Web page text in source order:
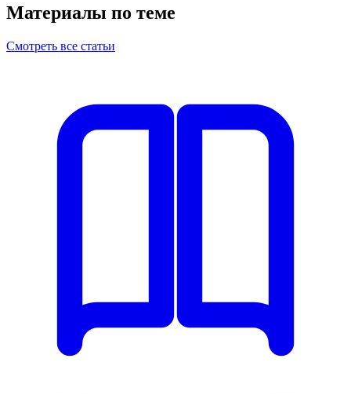
Материалы по теме
Смотреть все статьи